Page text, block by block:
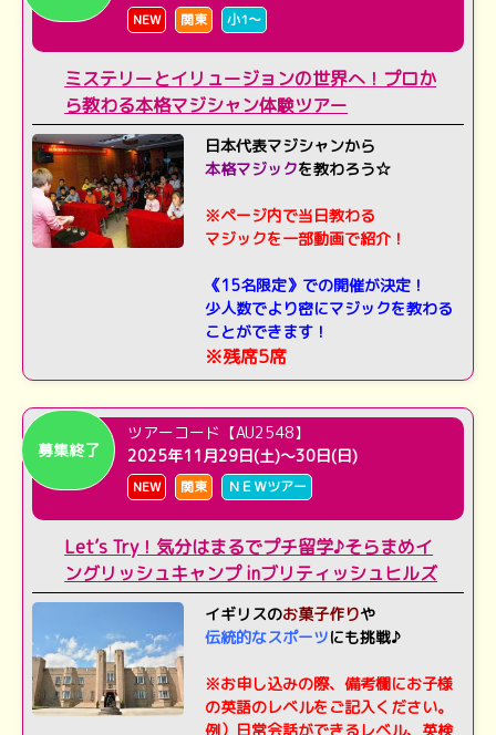
NEW 関東 小1～
ミステリーとイリュージョンの世界へ！プロか
ら教わる本格マジシャン体験ツアー
日本代表マジシャンから
本格マジックを教わろう☆
※ページ内で当日教わる
マジックを一部動画で紹介！
《15名限定》での開催が決定！
少人数でより密にマジックを教わる
ことができます！
※残席5席
募集終了
ツアーコード【AU2548】
2025年11月29日(土)～30日(日)
NEW 関東 ＮＥＷツアー
Let’s Try！気分はまるでプチ留学♪そらまめイ
ングリッシュキャンプ inブリティッシュヒルズ
イギリスのお菓子作りや
伝統的なスポーツにも挑戦♪
※お申し込みの際、備考欄にお子様
の英語のレベルをご記入ください。
例）日常会話ができるレベル、英検